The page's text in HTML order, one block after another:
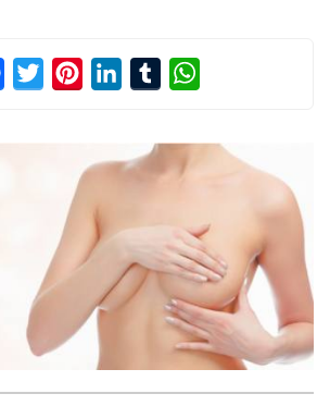
FacebookTwitterPinterestLinkedInTumblr